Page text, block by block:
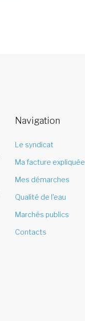
Navigation
Le syndicat
Ma facture expliquée
Mes démarches
Qualité de l'eau
Marchés publics
Contacts